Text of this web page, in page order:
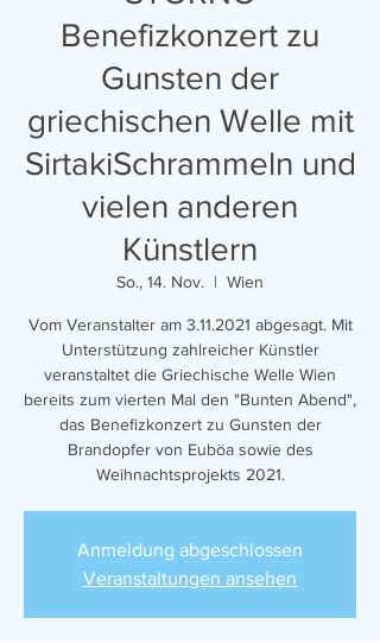
Benefizkonzert zu
Gunsten der
griechischen Welle mit
SirtakiSchrammeln und
vielen anderen
Künstlern
So., 14. Nov.
  |
Wien
Vom Veranstalter am 3.11.2021 abgesagt. Mit
Unterstützung zahlreicher Künstler
veranstaltet die Griechische Welle Wien
bereits zum vierten Mal den "Bunten Abend",
das Benefizkonzert zu Gunsten der
Brandopfer von Euböa sowie des
Anmeldung abgeschlossen
Veranstaltungen ansehen